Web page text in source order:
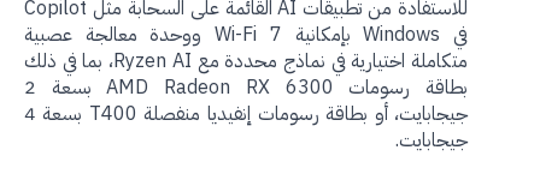
للاستفادة من تطبيقات AI القائمة على السحابة مثل Copilot
في Windows بإمكانية Wi-Fi 7 ووحدة معالجة عصبية
متكاملة اختيارية في نماذج محددة مع Ryzen AI، بما في ذلك
بطاقة رسومات AMD Radeon RX 6300 بسعة 2
جيجابايت، أو بطاقة رسومات إنفيديا منفصلة T400 بسعة 4
جيجابايت.